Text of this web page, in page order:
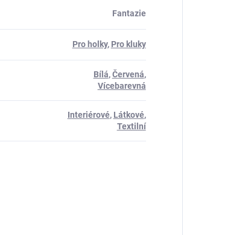
Fantazie
Pro holky, Pro kluky
Bílá,Červená,
Vícebarevná
Interiérové, Látkové,
Textilní